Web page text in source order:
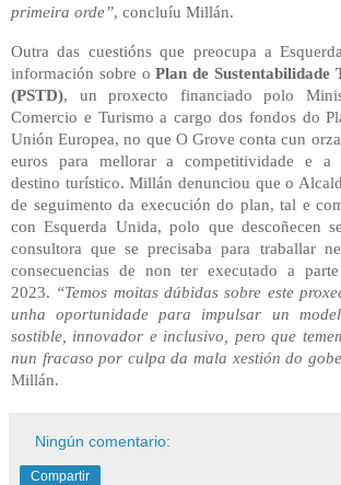
primeira orde”, concluíu Millán.
Outra das cuestións que preocupa a
información sobre oPlan de Sustentabilidade
(PSTD), un proxecto financiado polo
Comercio e Turismo a cargo dos fondos do
Unión Europea, no que O Grove conta cun
euros para mellorar a competitividade e a
destino turístico. Millán denunciou que o
de seguimento da execución do plan, tal e
con Esquerda Unida, polo que descoñecen
consultora que se precisaba para traballar
consecuencias de non ter executado a
2023. “Temos moitas dúbidas sobre este
unha oportunidade para impulsar un
sostible, innovador e inclusivo, pero que
nun fracaso por culpa da mala xestión do
Millán.
Ningún comentario:
Compartir